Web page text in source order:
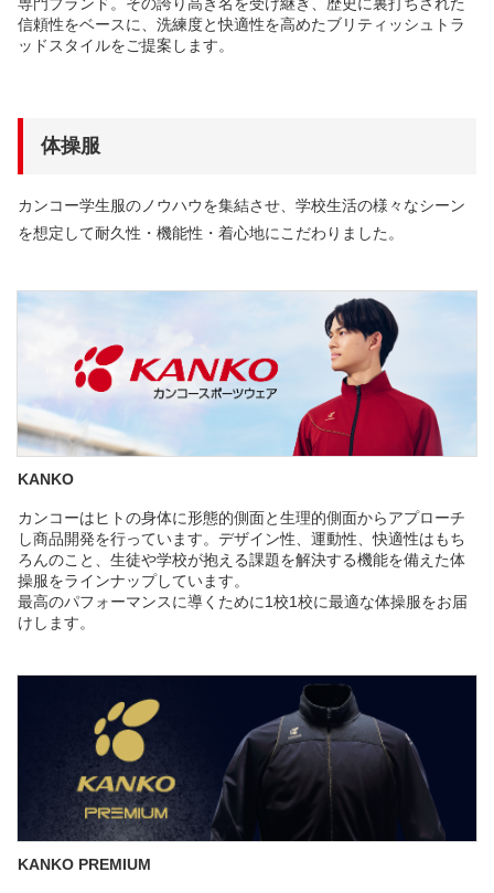
信頼性をベースに、洗練度と快適性を高めたブリティッシュトラ
ッドスタイルをご提案します。
体操服
カンコー学生服のノウハウを集結させ、学校生活の様々なシーン
を想定して耐久性・機能性・着心地にこだわりました。
KANKO
カンコーはヒトの身体に形態的側面と生理的側面からアプローチ
し商品開発を行っています。デザイン性、運動性、快適性はもち
ろんのこと、生徒や学校が抱える課題を解決する機能を備えた体
操服をラインナップしています。
最高のパフォーマンスに導くために1校1校に最適な体操服をお届
けします。
KANKO PREMIUM